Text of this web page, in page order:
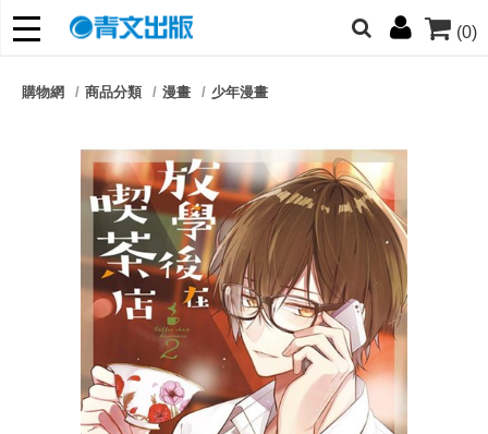
(0)
朋友們，提高警覺！
購物網 商品分類 漫畫 少年漫畫